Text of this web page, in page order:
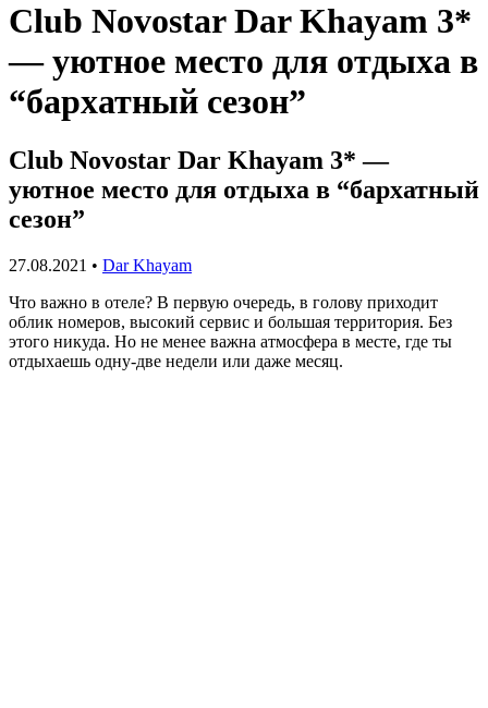
Club Novostar Dar Khayam 3*
— уютное место для отдыха в
“бархатный сезон”
Club Novostar Dar Khayam 3* —
уютное место для отдыха в “бархатный
сезон”
27.08.2021 • Dar Khayam
Что важно в отеле? В первую очередь, в голову приходит
облик номеров, высокий сервис и большая территория. Без
этого никуда. Но не менее важна атмосфера в месте, где ты
отдыхаешь одну-две недели или даже месяц.